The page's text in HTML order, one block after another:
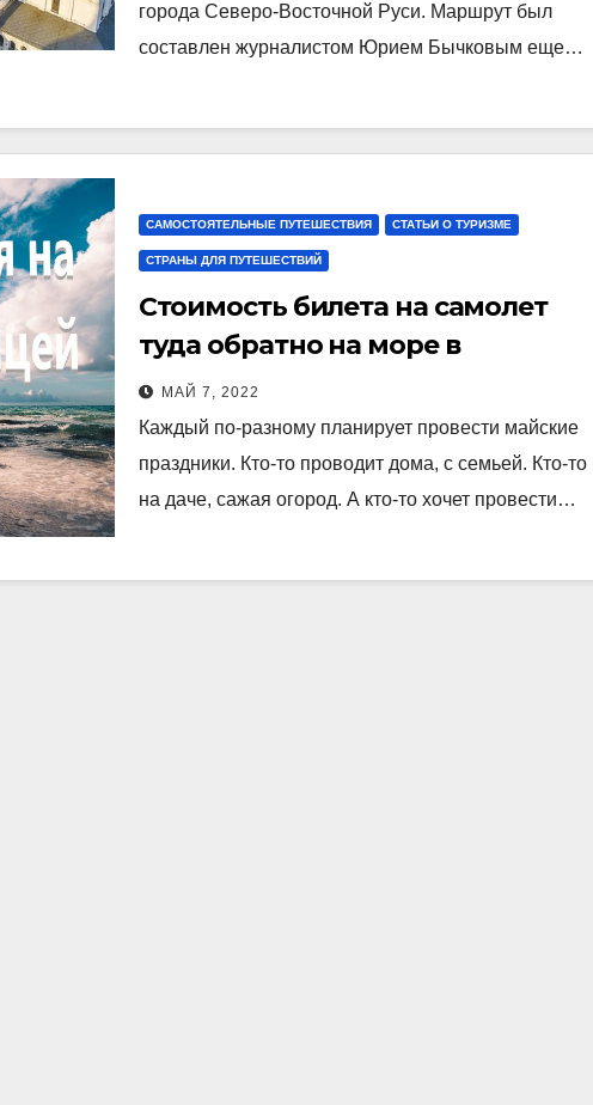
города Северо-Восточной Руси. Маршрут был
составлен журналистом Юрием Бычковым еще…
САМОСТОЯТЕЛЬНЫЕ ПУТЕШЕСТВИЯ СТАТЬИ О ТУРИЗМЕ
СТРАНЫ ДЛЯ ПУТЕШЕСТВИЙ
Стоимость билета на самолет
туда обратно на море в
безвизовые страны
МАЙ 7, 2022
Каждый по-разному планирует провести майские
праздники. Кто-то проводит дома, с семьей. Кто-то
на даче, сажая огород. А кто-то хочет провести…